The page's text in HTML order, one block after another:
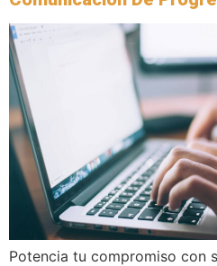
Potencia tu compromiso con